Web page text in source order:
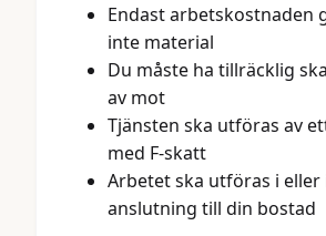
Endast arbetskostnaden
inte material
Du måste ha tillräcklig
av mot
Tjänsten ska utföras av
med F-skatt
Arbetet ska utföras i eller
anslutning till din bostad